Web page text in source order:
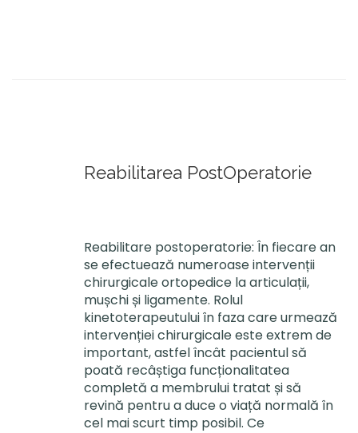
Reabilitarea PostOperatorie
Reabilitare postoperatorie: În fiecare an
se efectuează numeroase intervenții
chirurgicale ortopedice la articulații,
mușchi și ligamente. Rolul
kinetoterapeutului în faza care urmează
intervenției chirurgicale este extrem de
important, astfel încât pacientul să
poată recâștiga funcționalitatea
completă a membrului tratat și să
revină pentru a duce o viață normală în
cel mai scurt timp posibil. Ce